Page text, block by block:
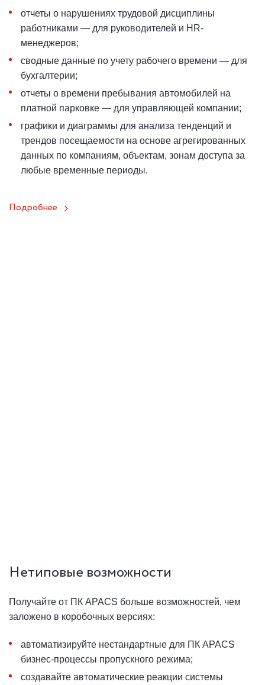
отчеты о нарушениях трудовой дисциплины
работниками — для руководителей и HR-
менеджеров;
сводные данные по учету рабочего времени — для
бухгалтерии;
отчеты о времени пребывания автомобилей на
платной парковке — для управляющей компании;
графики и диаграммы для анализа тенденций и
трендов посещаемости на основе агрегированных
данных по компаниям, объектам, зонам доступа за
любые временные периоды.
Подробнее
Нетиповые возможности
Получайте от ПК APACS больше возможностей, чем
заложено в коробочных версиях:
автоматизируйте нестандартные для ПК APACS
бизнес-процессы пропускного режима;
создавайте автоматические реакции системы